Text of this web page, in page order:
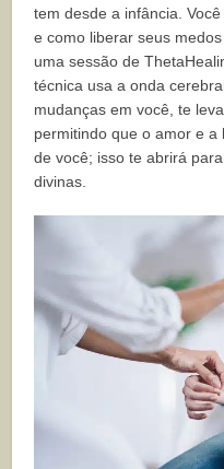
tem desde a infância.
e como liberar seus
uma sessão de
técnica usa a onda
mudanças em você, te
permitindo que o amor e
de você; isso te abrirá
divinas.